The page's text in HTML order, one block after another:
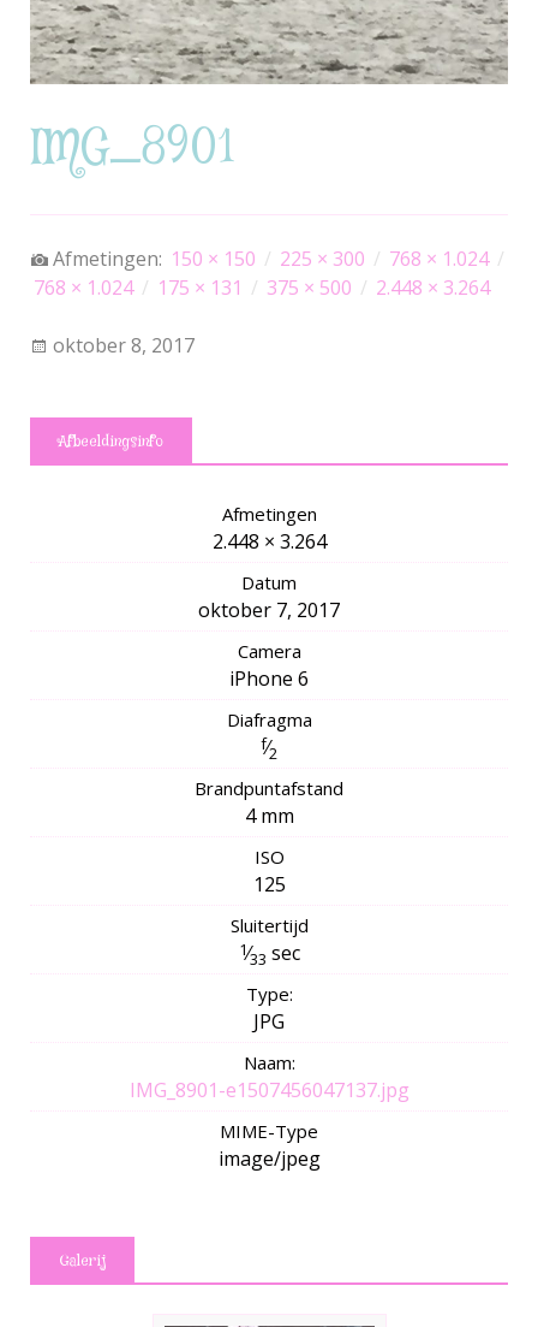
IMG_8901
Afmetingen: 150 × 150 / 225 × 300 / 768 × 1.024 /
768 × 1.024 / 175 × 131 / 375 × 500 / 2.448 × 3.264
oktober 8, 2017
Afbeeldingsinfo
Afmetingen
2.448 × 3.264
Datum
oktober 7, 2017
Camera
iPhone 6
Diafragma
f⁄2
Brandpuntafstand
4 mm
ISO
125
Sluitertijd
1⁄33 sec
Type:
JPG
Naam:
IMG_8901-e1507456047137.jpg
MIME-Type
image/jpeg
Galerij